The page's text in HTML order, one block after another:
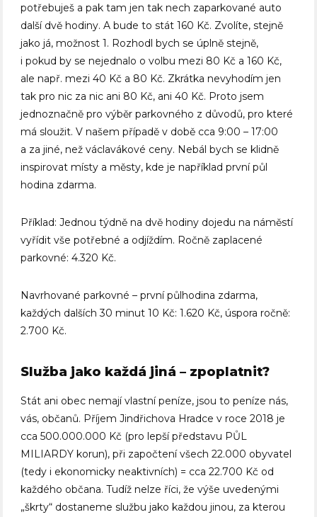
potřebuješ a pak tam jen tak nech zaparkované auto
další dvě hodiny. A bude to stát 160 Kč. Zvolíte, stejně
jako já, možnost 1. Rozhodl bych se úplně stejně,
i pokud by se nejednalo o volbu mezi 80 Kč a 160 Kč,
ale např. mezi 40 Kč a 80 Kč. Zkrátka nevyhodím jen
tak pro nic za nic ani 80 Kč, ani 40 Kč. Proto jsem
jednoznačně pro výběr parkovného z důvodů, pro které
má sloužit. V našem případě v době cca 9:00 – 17:00
a za jiné, než václavákové ceny. Nebál bych se klidně
inspirovat místy a městy, kde je například první půl
hodina zdarma.
Příklad: Jednou týdně na dvě hodiny dojedu na náměstí
vyřídit vše potřebné a odjíždím. Ročně zaplacené
parkovné: 4.320 Kč.
Navrhované parkovné – první půlhodina zdarma,
každých dalších 30 minut 10 Kč: 1.620 Kč, úspora ročně:
2.700 Kč.
Služba jako každá jiná – zpoplatnit?
Stát ani obec nemají vlastní peníze, jsou to peníze nás,
vás, občanů. Příjem Jindřichova Hradce v roce 2018 je
cca 500.000.000 Kč (pro lepší představu PŮL
MILIARDY korun), při započtení všech 22.000 obyvatel
(tedy i ekonomicky neaktivních) = cca 22.700 Kč od
každého občana. Tudíž nelze říci, že výše uvedenými
„škrty“ dostaneme službu jako každou jinou, za kterou